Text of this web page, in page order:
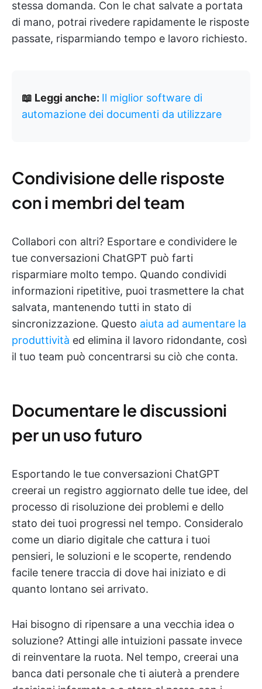
stessa domanda. Con le chat salvate a portata
di mano, potrai rivedere rapidamente le risposte
passate, risparmiando tempo e lavoro richiesto.
📖 Leggi anche: Il miglior software di
automazione dei documenti da utilizzare
Condivisione delle risposte
con i membri del team
Collabori con altri? Esportare e condividere le
tue conversazioni ChatGPT può farti
risparmiare molto tempo. Quando condividi
informazioni ripetitive, puoi trasmettere la chat
salvata, mantenendo tutti in stato di
sincronizzazione. Questo aiuta ad aumentare la
produttività ed elimina il lavoro ridondante, così
il tuo team può concentrarsi su ciò che conta.
Documentare le discussioni
per un uso futuro
Esportando le tue conversazioni ChatGPT
creerai un registro aggiornato delle tue idee, del
processo di risoluzione dei problemi e dello
stato dei tuoi progressi nel tempo. Consideralo
come un diario digitale che cattura i tuoi
pensieri, le soluzioni e le scoperte, rendendo
facile tenere traccia di dove hai iniziato e di
quanto lontano sei arrivato.
Hai bisogno di ripensare a una vecchia idea o
soluzione? Attingi alle intuizioni passate invece
di reinventare la ruota. Nel tempo, creerai una
banca dati personale che ti aiuterà a prendere